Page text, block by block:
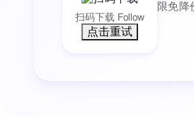
扫码下载 Follow
点击重试
限免降